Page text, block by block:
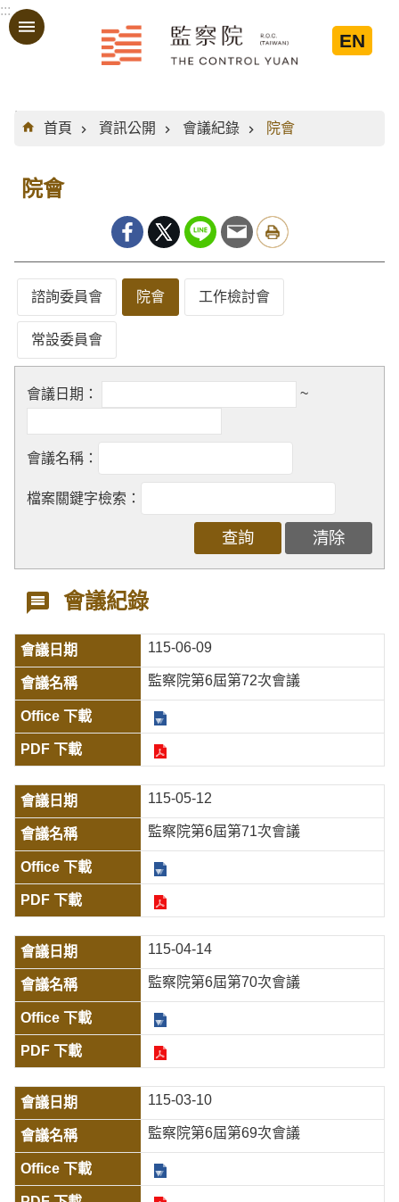
跳到主要內容區塊
:::
EN
:::
首頁
資訊公開 會議紀錄 院會
院會
諮詢委員會 院會 工作檢討會
常設委員會
會議日期： ~
會議名稱：
檔案關鍵字檢索：
會議紀錄
115-06-09
監察院第6屆第72次會議
115-05-12
監察院第6屆第71次會議
115-04-14
監察院第6屆第70次會議
115-03-10
監察院第6屆第69次會議